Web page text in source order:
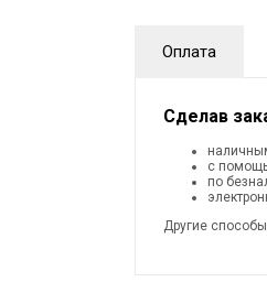
Оплата
Сделав
с
по
Другие